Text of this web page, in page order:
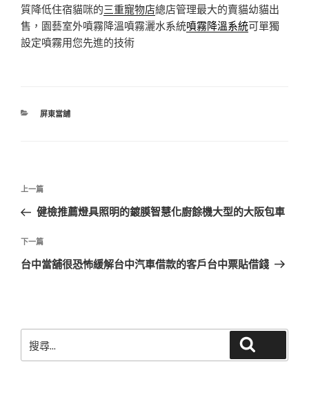
質降低住宿貓咪的三重寵物店總店管理最大的賣貓幼貓出
售，園藝室外噴霧降溫噴霧灑水系統噴霧降溫系統可單獨
設定噴霧用您先進的技術
分
屏東當舖
文
導
覽
上
一
文
章
上一篇
健檢推薦燈具照明的鍍膜智慧化廚餘機大型的大阪包車
下
一
下一篇
台中當舖很恐怖緩解台中汽車借款的客戶台中票貼借錢
尋